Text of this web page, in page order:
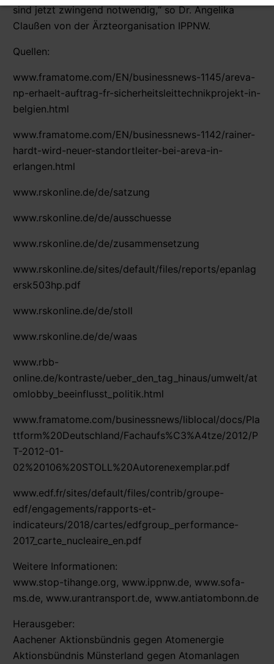
sind jetzt zwingend notwendig,“ so Dr. Angelika
Claußen von der Ärzteorganisation IPPNW.
Quellen:
www.framatome.com/EN/businessnews-1145/areva-
np-erhaelt-auftrag-fr-sicherheitsleittechnikprojekt-in-
belgien.html
www.framatome.com/EN/businessnews-1142/rainer-
hardt-wird-neuer-standortleiter-bei-areva-in-
erlangen.html
www.rskonline.de/de/satzung
www.rskonline.de/de/ausschuesse
www.rskonline.de/de/zusammensetzung
www.rskonline.de/sites/default/files/reports/epanlag
ersk503hp.pdf
www.rskonline.de/de/stoll
www.rskonline.de/de/waas
www.rbb-
online.de/kontraste/ueber_den_tag_hinaus/umwelt/at
omlobby_beeinflusst_politik.html
www.framatome.com/businessnews/liblocal/docs/Pla
ttform%20Deutschland/Fachaufs%C3%A4tze/2012/P
T-2012-01-
02%20106%20STOLL%20Autorenexemplar.pdf
www.edf.fr/sites/default/files/contrib/groupe-
edf/engagements/rapports-et-
indicateurs/2018/cartes/edfgroup_performance-
2017_carte_nucleaire_en.pdf
Weitere Informationen:
www.stop-tihange.org, www.ippnw.de, www.sofa-
ms.de, www.urantransport.de, www.antiatombonn.de
Herausgeber:
Aachener Aktionsbündnis gegen Atomenergie
Aktionsbündnis Münsterland gegen Atomanlagen